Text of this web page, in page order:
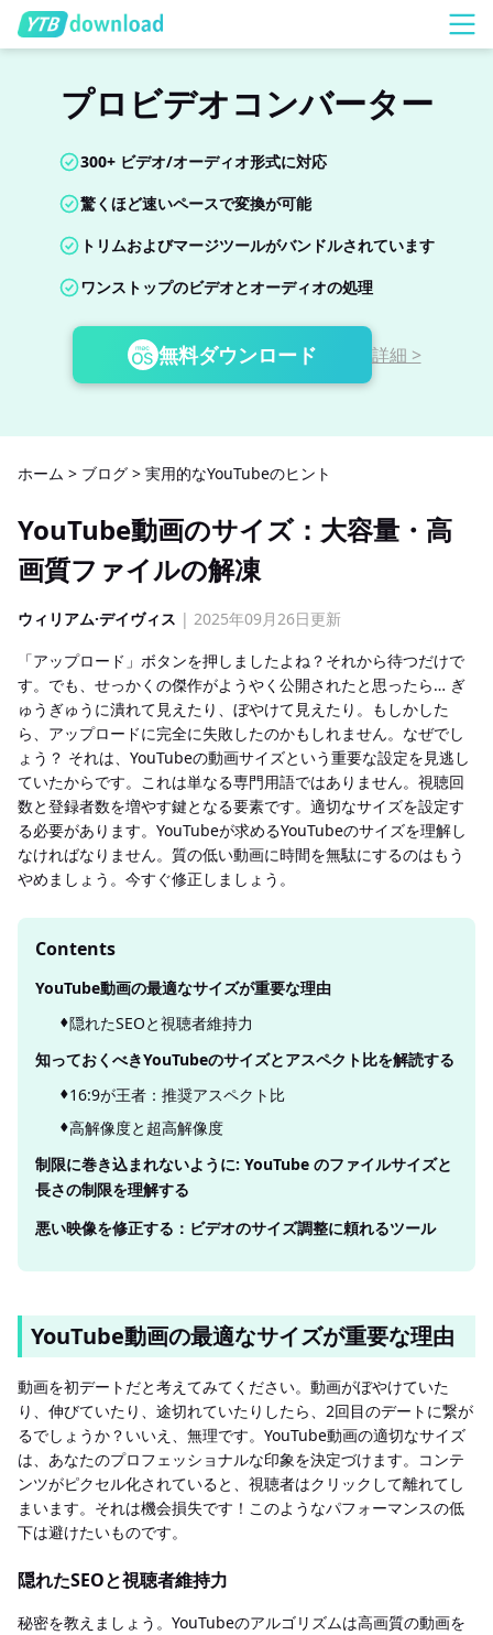
プロビデオコンバーター
300+ ビデオ/オーディオ形式に対応
驚くほど速いペースで変換が可能
トリムおよびマージツールがバンドルされています
ワンストップのビデオとオーディオの処理
無料ダウンロード 詳細 >
ホーム > ブログ > 実用的なYouTubeのヒント
YouTube動画のサイズ：大容量・高
画質ファイルの解凍
ウィリアム·デイヴィス | 2025年09月26日更新
「アップロード」ボタンを押しましたよね？それから待つだけで
す。でも、せっかくの傑作がようやく公開されたと思ったら… ぎ
ゅうぎゅうに潰れて見えたり、ぼやけて見えたり。もしかした
ら、アップロードに完全に失敗したのかもしれません。なぜでし
ょう？ それは、YouTubeの動画サイズという重要な設定を見逃し
ていたからです。これは単なる専門用語ではありません。視聴回
数と登録者数を増やす鍵となる要素です。適切なサイズを設定す
る必要があります。YouTubeが求めるYouTubeのサイズを理解し
なければなりません。質の低い動画に時間を無駄にするのはもう
やめましょう。今すぐ修正しましょう。
Contents
YouTube動画の最適なサイズが重要な理由
隠れたSEOと視聴者維持力
知っておくべきYouTubeのサイズとアスペクト比を解読する
16:9が王者：推奨アスペクト比
高解像度と超高解像度
制限に巻き込まれないように: YouTube のファイルサイズと
長さの制限を理解する
悪い映像を修正する：ビデオのサイズ調整に頼れるツール
YouTube動画の最適なサイズが重要な理由
動画を初デートだと考えてみてください。動画がぼやけていた
り、伸びていたり、途切れていたりしたら、2回目のデートに繋が
るでしょうか？いいえ、無理です。YouTube動画の適切なサイズ
は、あなたのプロフェッショナルな印象を決定づけます。コンテ
ンツがピクセル化されていると、視聴者はクリックして離れてし
まいます。それは機会損失です！このようなパフォーマンスの低
下は避けたいものです。
隠れたSEOと視聴者維持力
秘密を教えましょう。YouTubeのアルゴリズムは高画質の動画を